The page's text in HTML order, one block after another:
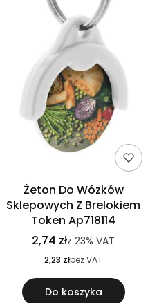
Żeton Do Wózków
Sklepowych Z Brelokiem
Token Ap718114
2,74 złz23% VAT
2,23 złbez VAT
Do koszyka